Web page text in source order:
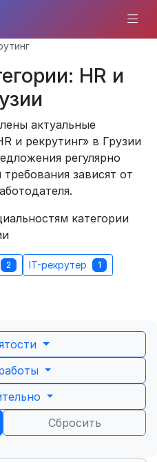
HR и
актуальные
и рекрутинг» в Грузии
регулярно
зависят от
категории
2 IT-рекрутер 1
Сбросить